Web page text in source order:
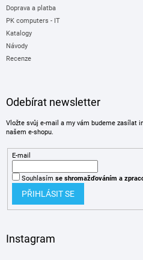
Doprava a platba
PK computers - IT
Katalogy
Návody
Recenze
Odebírat newsletter
Vložte svůj e-mail a my vám budeme zasílat
našem e-shopu.
E-mail
Souhlasím se shromažďováním a
PŘIHLÁSIT SE
Instagram